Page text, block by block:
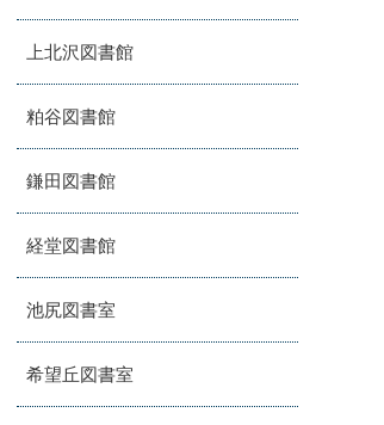
上北沢図書館
粕谷図書館
鎌田図書館
経堂図書館
池尻図書室
希望丘図書室